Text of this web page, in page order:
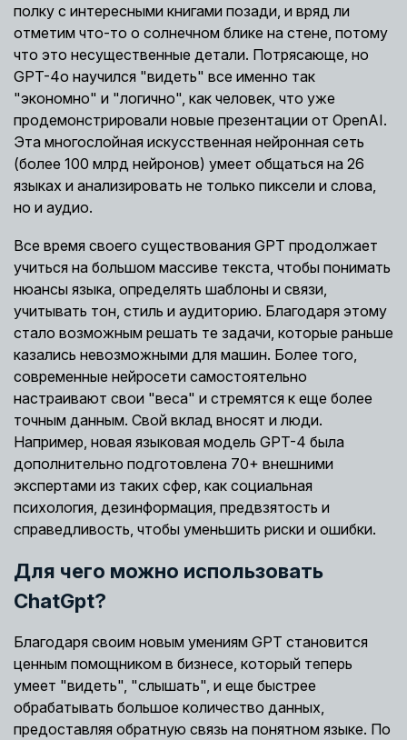
полку с интересными книгами позади, и вряд ли
отметим что-то о солнечном блике на стене, потому
что это несущественные детали. Потрясающе, но
GPT-4o научился "видеть" все именно так
"экономно" и "логично", как человек, что уже
продемонстрировали новые презентации от OpenAI.
Эта многослойная искусственная нейронная сеть
(более 100 млрд нейронов) умеет общаться на 26
языках и анализировать не только пиксели и слова,
но и аудио.
Все время своего существования GPT продолжает
учиться на большом массиве текста, чтобы понимать
нюансы языка, определять шаблоны и связи,
учитывать тон, стиль и аудиторию. Благодаря этому
стало возможным решать те задачи, которые раньше
казались невозможными для машин. Более того,
современные нейросети самостоятельно
настраивают свои "веса" и стремятся к еще более
точным данным. Свой вклад вносят и люди.
Например, новая языковая модель GPT-4 была
дополнительно подготовлена 70+ внешними
экспертами из таких сфер, как социальная
психология, дезинформация, предвзятость и
справедливость, чтобы уменьшить риски и ошибки.
Для чего можно использовать
ChatGpt?
Благодаря своим новым умениям GPT становится
ценным помощником в бизнесе, который теперь
умеет "видеть", "слышать", и еще быстрее
обрабатывать большое количество данных,
предоставляя обратную связь на понятном языке. По